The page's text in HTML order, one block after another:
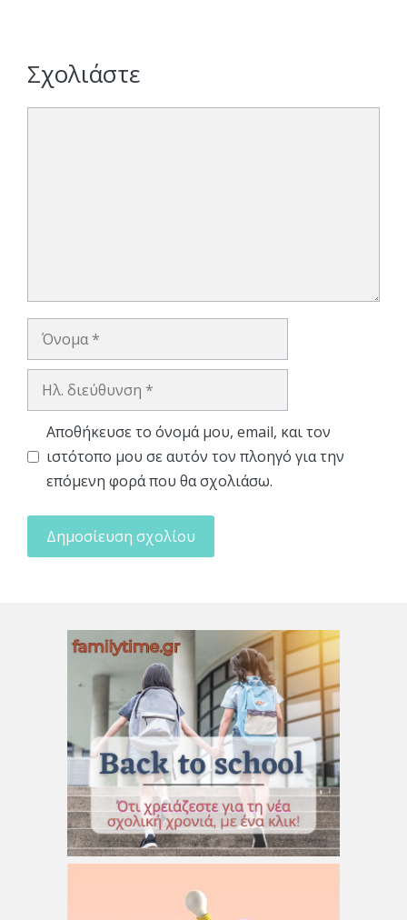
Σχολιάστε
Όνομα
Ηλ.
Αποθήκευσε το όνομά μου, email, και τον
ιστότοπο μου σε αυτόν τον πλοηγό για την
επόμενη φορά που θα σχολιάσω.